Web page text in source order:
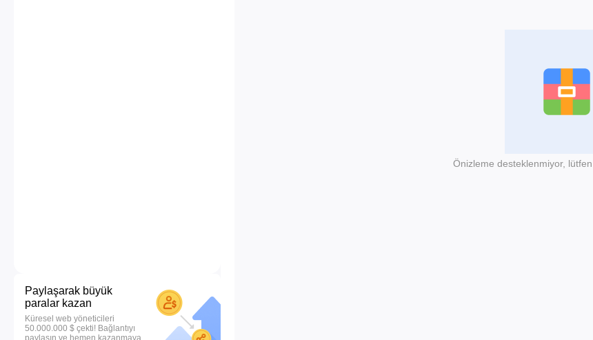
Paylaşarak büyük
paralar kazan
Küresel web yöneticileri
50.000.000 $ çekti! Bağlantıyı
paylaşın ve hemen kazanmaya
Önizleme desteklenmiyor,